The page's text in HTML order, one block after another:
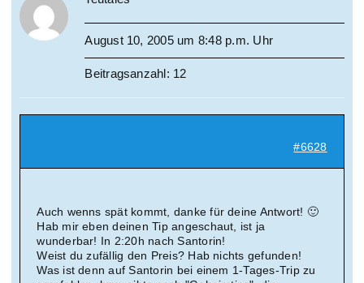
August 10, 2005 um 8:48 p.m. Uhr
Beitragsanzahl: 12
#6628
Auch wenns spät kommt, danke für deine Antwort! 🙂
Hab mir eben deinen Tip angeschaut, ist ja
wunderbar! In 2:20h nach Santorin!
Weist du zufällig den Preis? Hab nichts gefunden!
Was ist denn auf Santorin bei einem 1-Tages-Trip zu